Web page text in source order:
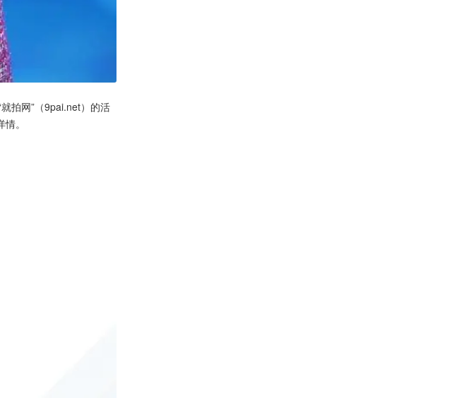
拍网”（9pai.net）的活
。